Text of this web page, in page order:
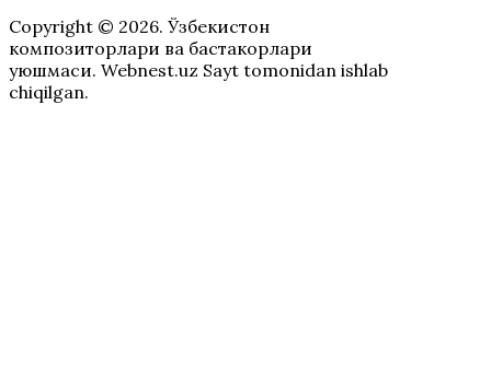
Copyright © 2026. Ўзбекистон
композиторлари ва бастакорлари
уюшмаси. Webnest.uz Sayt tomonidan ishlab
chiqilgan.